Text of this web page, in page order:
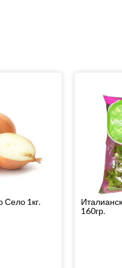
Село 1кг.
160гр.